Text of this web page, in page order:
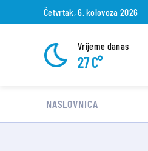
Četvrtak, 6. kolovoza 2026
Vrijeme danas
27 C°
NASLOVNICA